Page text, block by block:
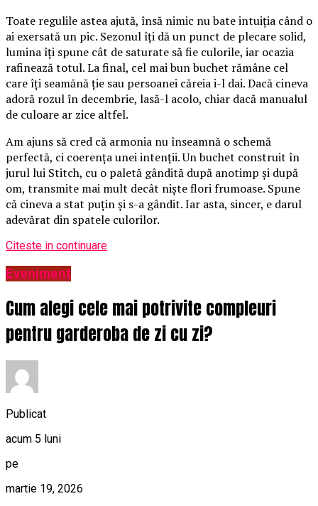
Toate regulile astea ajută, însă nimic nu bate intuiția când o
ai exersată un pic. Sezonul îți dă un punct de plecare solid,
lumina îți spune cât de saturate să fie culorile, iar ocazia
rafinează totul. La final, cel mai bun buchet rămâne cel
care îți seamănă ție sau persoanei căreia i-l dai. Dacă cineva
adoră rozul în decembrie, lasă-l acolo, chiar dacă manualul
de culoare ar zice altfel.
Am ajuns să cred că armonia nu înseamnă o schemă
perfectă, ci coerența unei intenții. Un buchet construit în
jurul lui Stitch, cu o paletă gândită după anotimp și după
om, transmite mai mult decât niște flori frumoase. Spune
că cineva a stat puțin și s-a gândit. Iar asta, sincer, e darul
adevărat din spatele culorilor.
Citeste in continuare
Eveniment
Cum alegi cele mai potrivite compleuri
pentru garderoba de zi cu zi?
Publicat
acum 5 luni
pe
martie 19, 2026